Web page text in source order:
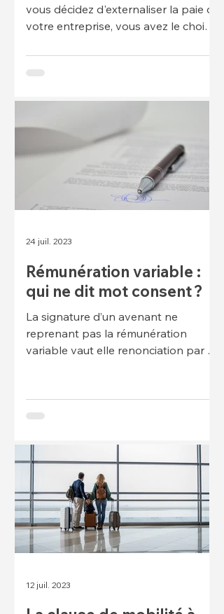
vous décidez d'externaliser la paie de
votre entreprise, vous avez le choix
Rémunération variable :
qui ne dit mot consent ?
La signature d’un avenant ne
reprenant pas la rémunération
variable vaut elle renonciation par le
24 juil. 2023
12 juil. 2023